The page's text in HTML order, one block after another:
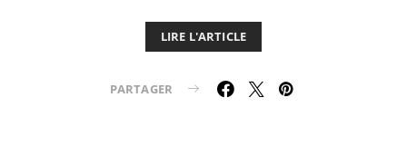
LIRE L'ARTICLE
PARTAGER